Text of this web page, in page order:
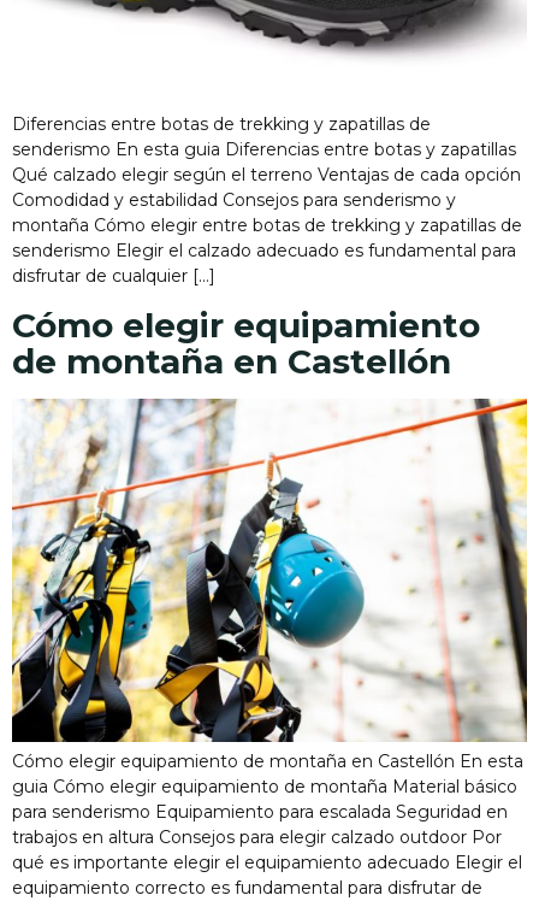
Diferencias entre botas de trekking y zapatillas de
senderismo En esta guia Diferencias entre botas y zapatillas
Qué calzado elegir según el terreno Ventajas de cada opción
Comodidad y estabilidad Consejos para senderismo y
montaña Cómo elegir entre botas de trekking y zapatillas de
senderismo Elegir el calzado adecuado es fundamental para
disfrutar de cualquier […]
Cómo elegir equipamiento
de montaña en Castellón
Cómo elegir equipamiento de montaña en Castellón En esta
guia Cómo elegir equipamiento de montaña Material básico
para senderismo Equipamiento para escalada Seguridad en
trabajos en altura Consejos para elegir calzado outdoor Por
qué es importante elegir el equipamiento adecuado Elegir el
equipamiento correcto es fundamental para disfrutar de